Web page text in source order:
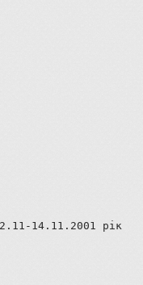
14.11.2001 рік